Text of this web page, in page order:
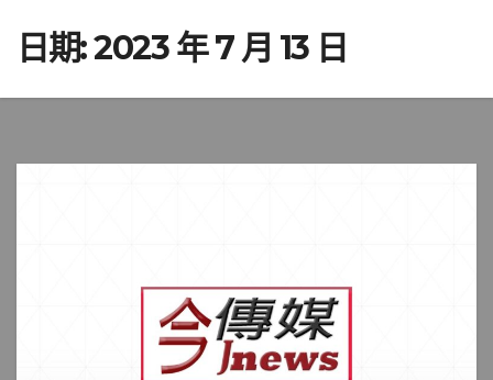
日期:2023 年 7 月 13 日